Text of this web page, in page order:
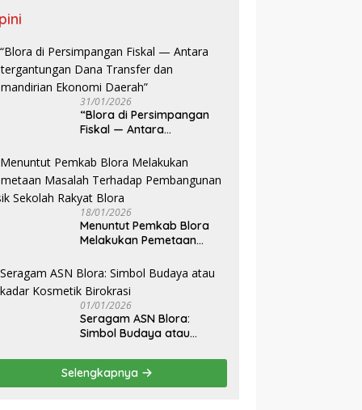
31/01/2026
‎“Blora di Persimpangan
Fiskal — Antara
Transfer dan Kemandirian
Ekonomi Daerah”
18/01/2026
‎Menuntut Pemkab Blora
Melakukan Pemetaan
Pembangunan Fisik
Sekolah Rakyat Blora
01/01/2026
‎Seragam ASN Blora:
Simbol Budaya atau
Birokrasi
Selengkapnya